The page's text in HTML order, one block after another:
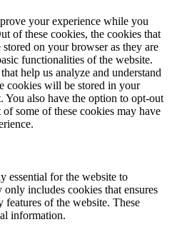
your experience while you
of these cookies, the cookies that
stored on your browser as they are
functionalities of the website.
help us analyze and understand
cookies will be stored in your
also have the option to opt-out
some of these cookies may have
essential for the website to
includes cookies that ensures
of the website. These
information.